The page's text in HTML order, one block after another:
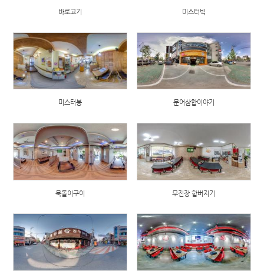
바로고기 미스터빅
미스터봉 문어삼합이야기
묵돌이구이 무진장 함버지기